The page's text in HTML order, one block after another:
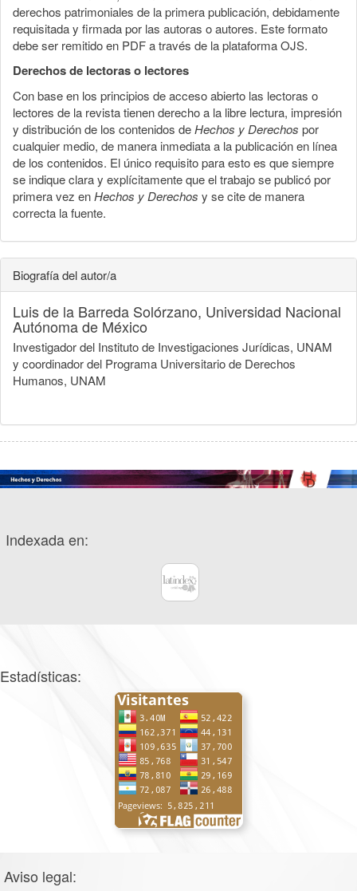
derechos patrimoniales de la primera publicación, debidamente
requisitada y firmada por las autoras o autores. Este formato
debe ser remitido en PDF a través de la plataforma OJS.
Derechos de lectoras o lectores
Con base en los principios de acceso abierto las lectoras o
lectores de la revista tienen derecho a la libre lectura, impresión
y distribución de los contenidos deHechos y Derechos por
cualquier medio, de manera inmediata a la publicación en línea
de los contenidos. El único requisito para esto es que siempre
se indique clara y explícitamente que el trabajo se publicó por
primera vez enHechos y Derechos y se cite de manera
correcta la fuente.
Biografía del autor/a
Luis de la Barreda Solórzano, Universidad Nacional
Autónoma de México
Investigador del Instituto de Investigaciones Jurídicas, UNAM
y coordinador del Programa Universitario de Derechos
Humanos, UNAM
Indexada en:
Estadísticas:
Aviso legal: